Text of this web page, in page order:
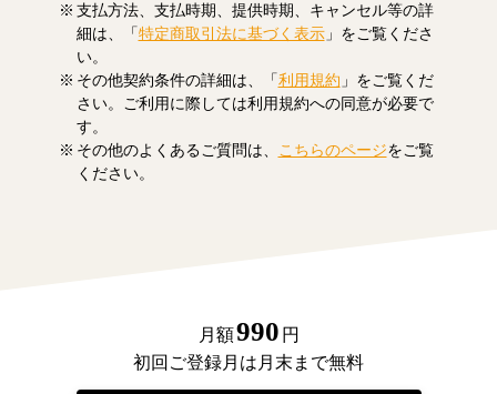
支払方法、支払時期、提供時期、キャンセル等の詳
細は、「特定商取引法に基づく表示」をご覧くださ
い。
その他契約条件の詳細は、「利用規約 」をご覧くだ
さい。ご利用に際しては利用規約への同意が必要で
す。
その他のよくあるご質問は、
こちらのページをご覧
ください。
月額990 円
初回ご登録月は月末まで無料